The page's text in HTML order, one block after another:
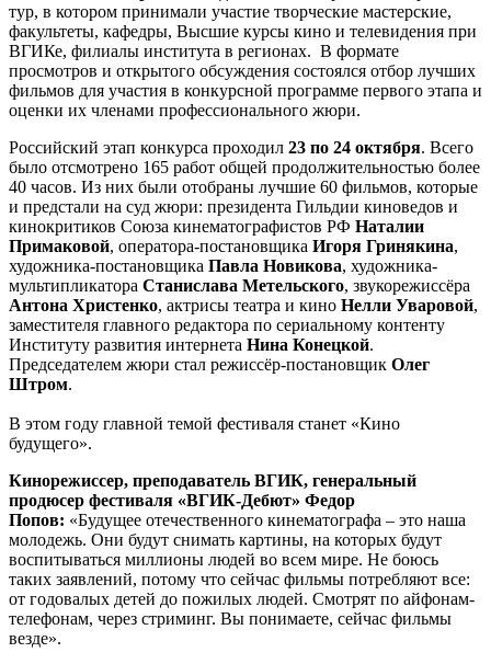
тур, в котором принимали участие творческие мастерские,
факультеты, кафедры, Высшие курсы кино и телевидения при
ВГИКе, филиалы института в регионах. В формате
просмотров и открытого обсуждения состоялся отбор лучших
фильмов для участия в конкурсной программе первого этапа и
оценки их членами профессионального жюри.
Российский этап конкурса проходил 23 по 24 октября. Всего
было отсмотрено 165 работ общей продолжительностью более
40 часов. Из них были отобраны лучшие 60 фильмов, которые
и предстали на суд жюри: президента Гильдии киноведов и
кинокритиков Союза кинематографистов РФ Наталии
Примаковой, оператора-постановщика Игоря Гринякина,
художника-постановщика Павла Новикова, художника-
мультипликатора Станислава Метельского, звукорежиссёра
Антона Христенко, актрисы театра и кино Нелли Уваровой,
заместителя главного редактора по сериальному контенту
Институту развития интернета Нина Конецкой.
Председателем жюри стал режиссёр-постановщик Олег
Штром.
В этом году главной темой фестиваля станет «Кино
будущего».
Кинорежиссер, преподаватель ВГИК, генеральный
продюсер фестиваля «ВГИК-Дебют» Федор
Попов: «Будущее отечественного кинематографа – это наша
молодежь. Они будут снимать картины, на которых будут
воспитываться миллионы людей во всем мире. Не боюсь
таких заявлений, потому что сейчас фильмы потребляют все:
от годовалых детей до пожилых людей. Смотрят по айфонам-
телефонам, через стриминг. Вы понимаете, сейчас фильмы
везде».